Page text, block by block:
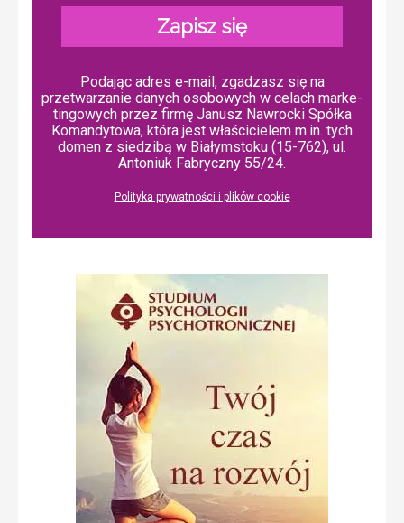
Zapisz się
Podając adres e-mail, zgadzasz się na
przetwarzanie danych osobowych w ce­lach mar­ke­
tin­go­wych przez firmę Janusz Nawrocki Spółka
Komandytowa, która jest właścicielem m.in. tych
domen z siedzibą w Białymstoku (15-762), ul.
Antoniuk Fabryczny 55/24.
Polityka prywatności i plików cookie